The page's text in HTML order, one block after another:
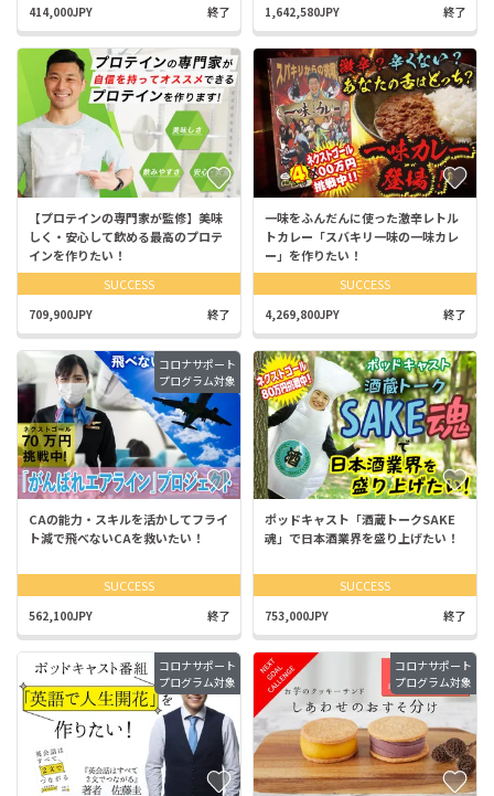
414,000JPY 終了 1,642,580JPY 終了
【プロテインの専門家が監修】美味
しく・安心して飲める最高のプロテ
インを作りたい！
SUCCESS
709,900JPY 終了
一味をふんだんに使った激辛レトル
トカレー「スバキリ一味の一味カレ
ー」を作りたい！
SUCCESS
4,269,800JPY 終了
コロナサポート
プログラム対象
CAの能力・スキルを活かしてフライ
ト減で飛べないCAを救いたい！
SUCCESS
562,100JPY 終了
ポッドキャスト「酒蔵トークSAKE
魂」で日本酒業界を盛り上げたい！
SUCCESS
753,000JPY 終了
コロナサポート
プログラム対象
コロナサポート
プログラム対象